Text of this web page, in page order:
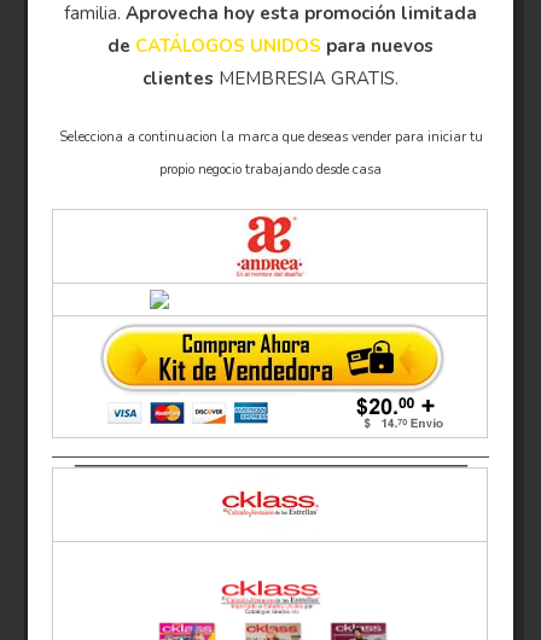
familia.Aprovecha hoy esta promoción limitada
de CATÁLOGOS UNIDOS para nuevos
clientes MEMBRESIA GRATIS.
Selecciona a continuacion la marca que deseas vender para iniciar tu
propio negocio trabajando desde casa